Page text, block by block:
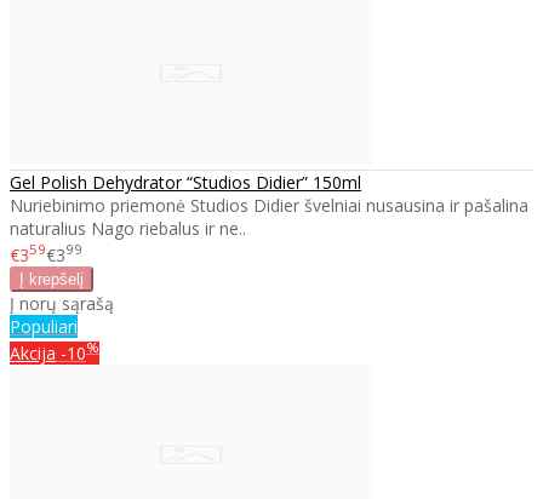
Gel Polish Dehydrator “Studios Didier” 150ml
Nuriebinimo priemonė Studios Didier švelniai nusausina ir pašalina
naturalius Nago riebalus ir ne..
€359€399
Į norų sąrašą
Populiari
Akcija -10%